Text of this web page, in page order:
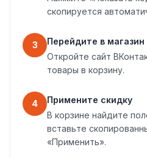
скопируется
3
Перейдите в магазин
Откройте сайт
товары в корзину.
4
Примените скидку
В корзине найдите
вставьте
«Применить».